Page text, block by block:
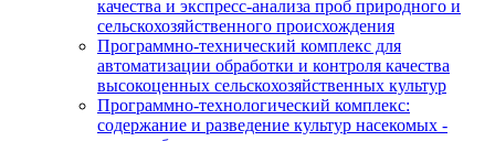
качества и экспресс-анализа проб природного и
сельскохозяйственного происхождения
Программно-технический комплекс для
автоматизации обработки и контроля качества
высокоценных сельскохозяйственных культур
Программно-технологический комплекс:
содержание и разведение культур насекомых -